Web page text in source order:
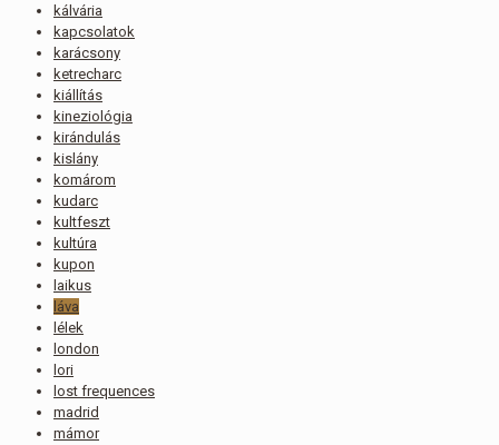
kálvária
kapcsolatok
karácsony
ketrecharc
kiállítás
kineziológia
kirándulás
kislány
komárom
kudarc
kultfeszt
kultúra
kupon
laikus
láva
lélek
london
lori
lost frequences
madrid
mámor